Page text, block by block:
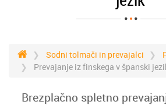
Sodni tolmači in prevajalci
Prevajanje iz finskega v španski
Brezplačno spletno